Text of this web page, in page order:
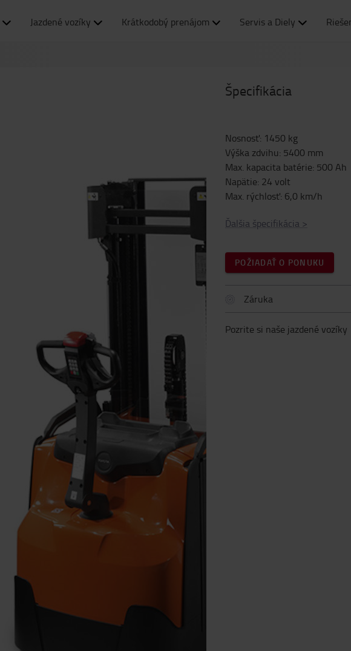
Jazdené vozíky Krátkodobý prenájom Servis a Diely
Špecifikácia
Nosnosť: 1450 kg
Výška zdvihu: 5400 mm
Max. kapacita batérie: 500 Ah
Napätie: 24 volt
Max. rýchlosť: 6,0 km/h
Ďalšia špecifikácia >
POŽIADAŤ O PONUKU
Záruka
Pozrite si naše jazdené vozíky